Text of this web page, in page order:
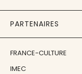
PARTENAIRES
FRANCE-CULTURE
IMEC